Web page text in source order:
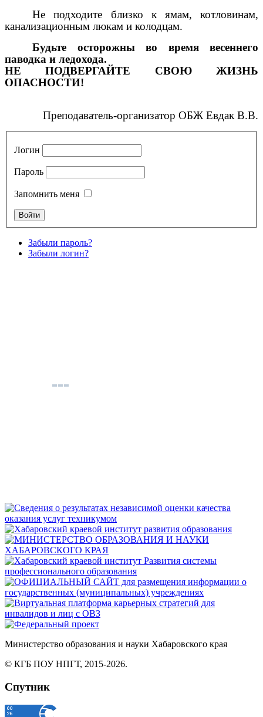
Не подходите близко к ямам, котловинам,
канализационным люкам и колодцам.
Будьте осторожны во время весеннего
паводка и ледохода.
НЕ ПОДВЕРГАЙТЕ СВОЮ ЖИЗНЬ
ОПАСНОСТИ!
Преподаватель-организатор ОБЖ Евдак В.В.
Логин
Пароль
Запомнить меня
Забыли пароль?
Забыли логин?
Министерство образования и науки Хабаровского края
© КГБ ПОУ НПГТ, 2015-2026.
Спутник